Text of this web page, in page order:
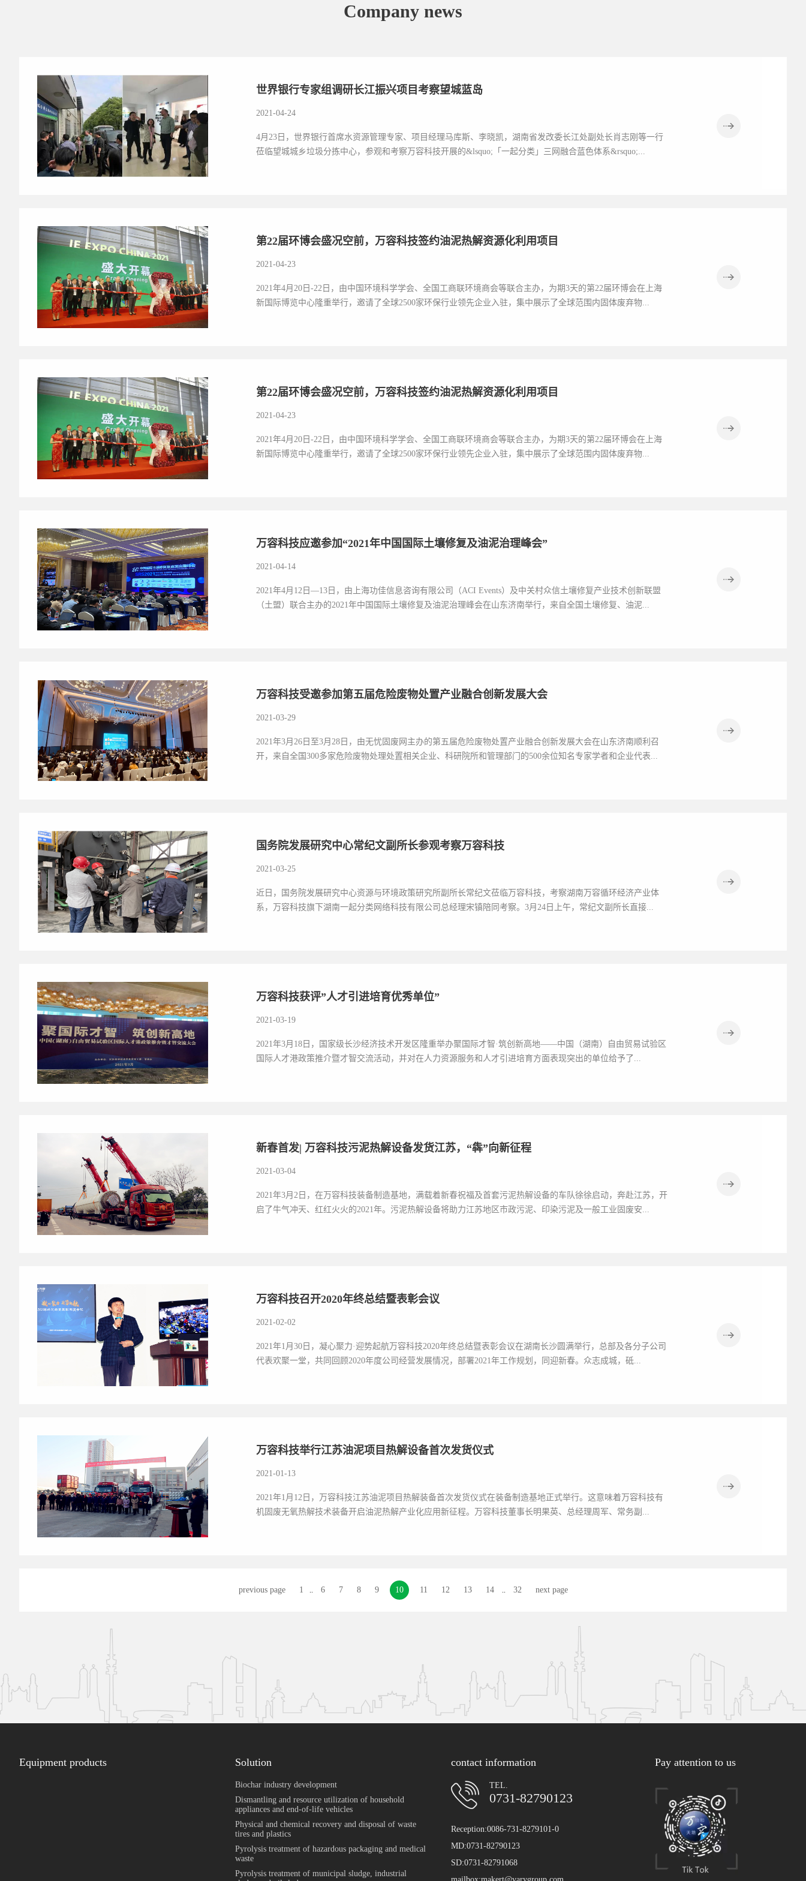
Company news
世界银行专家组调研长江振兴项目考察望城蓝岛
2021-04-24
4月23日，世界银行首席水资源管理专家、项目经理马库斯、李晓凯，湖南省发改委长江处副处长肖志刚等一行
莅临望城城乡垃圾分拣中心，参观和考察万容科技开展的&lsquo;「一起分类」三网融合蓝色体系&rsquo;...
第22届环博会盛况空前，万容科技签约油泥热解资源化利用项目
2021-04-23
2021年4月20日-22日，由中国环境科学学会、全国工商联环境商会等联合主办，为期3天的第22届环博会在上海
新国际博览中心隆重举行，邀请了全球2500家环保行业领先企业入驻，集中展示了全球范围内固体废弃物...
第22届环博会盛况空前，万容科技签约油泥热解资源化利用项目
2021-04-23
2021年4月20日-22日，由中国环境科学学会、全国工商联环境商会等联合主办，为期3天的第22届环博会在上海
新国际博览中心隆重举行，邀请了全球2500家环保行业领先企业入驻，集中展示了全球范围内固体废弃物...
万容科技应邀参加“2021年中国国际土壤修复及油泥治理峰会”
2021-04-14
2021年4月12日—13日，由上海功佳信息咨询有限公司（ACI Events）及中关村众信土壤修复产业技术创新联盟
（土盟）联合主办的2021年中国国际土壤修复及油泥治理峰会在山东济南举行，来自全国土壤修复、油泥...
万容科技受邀参加第五届危险废物处置产业融合创新发展大会
2021-03-29
2021年3月26日至3月28日，由无忧固废网主办的第五届危险废物处置产业融合创新发展大会在山东济南顺利召
开，来自全国300多家危险废物处理处置相关企业、科研院所和管理部门的500余位知名专家学者和企业代表...
国务院发展研究中心常纪文副所长参观考察万容科技
2021-03-25
近日，国务院发展研究中心资源与环境政策研究所副所长常纪文莅临万容科技，考察湖南万容循环经济产业体
系，万容科技旗下湖南一起分类网络科技有限公司总经理宋镇陪同考察。3月24日上午，常纪文副所长直接...
万容科技获评”人才引进培育优秀单位”
2021-03-19
2021年3月18日，国家级长沙经济技术开发区隆重举办聚国际才智·筑创新高地——中国（湖南）自由贸易试验区
国际人才港政策推介暨才智交流活动，并对在人力资源服务和人才引进培育方面表现突出的单位给予了...
新春首发| 万容科技污泥热解设备发货江苏，“犇”向新征程
2021-03-04
2021年3月2日，在万容科技装备制造基地，满载着新春祝福及首套污泥热解设备的车队徐徐启动，奔赴江苏，开
启了牛气冲天、红红火火的2021年。污泥热解设备将助力江苏地区市政污泥、印染污泥及一般工业固废安...
万容科技召开2020年终总结暨表彰会议
2021-02-02
2021年1月30日，凝心聚力·迎势起航万容科技2020年终总结暨表彰会议在湖南长沙圆满举行，总部及各分子公司
代表欢聚一堂，共同回顾2020年度公司经营发展情况，部署2021年工作规划，同迎新春。众志成城，砥...
万容科技举行江苏油泥项目热解设备首次发货仪式
2021-01-13
2021年1月12日，万容科技江苏油泥项目热解装备首次发货仪式在装备制造基地正式举行。这意味着万容科技有
机固废无氧热解技术装备开启油泥热解产业化应用新征程。万容科技董事长明果英、总经理周军、常务副...
previous page 1 .. 6 7 8 9 10 11 12 13 14 .. 32 next page
Equipment products Solution
Biochar industry development
Dismantling and resource utilization of household
appliances and end-of-life vehicles
Physical and chemical recovery and disposal of waste
tires and plastics
Pyrolysis treatment of hazardous packaging and medical
waste
Pyrolysis treatment of municipal sludge, industrial
contact information
TEL.
0731-82790123
Reception:0086-731-8279101-0
MD:0731-82790123
SD:0731-82791068
Pay attention to us